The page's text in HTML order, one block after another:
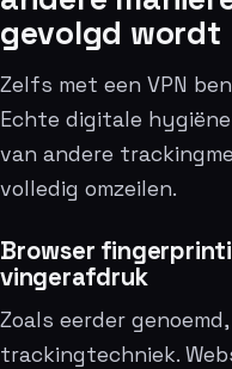
gevolgd wordt
Zelfs met een VPN
Echte digitale
van andere
volledig omzeilen.
Browser
vingerafdruk
Zoals eerder
trackingtechniek.